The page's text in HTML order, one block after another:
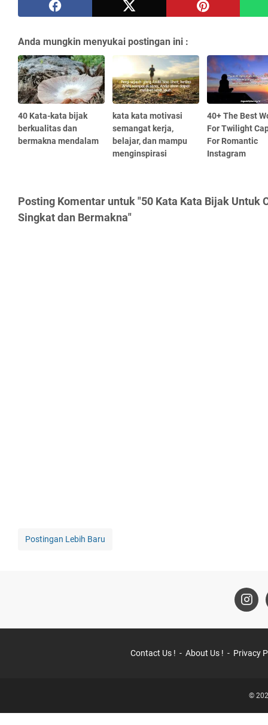
Anda mungkin menyukai postingan ini :
40 Kata-kata bijak
berkualitas dan
bermakna mendalam
kata kata motivasi
semangat kerja,
belajar, dan mampu
menginspirasi
40+ The Best
For Twilight
For Romantic
Instagram
Posting Komentar untuk "50 Kata Kata Bijak Untuk
Singkat dan Bermakna"
Postingan Lebih Baru
Contact Us ! About Us ! Privacy
©